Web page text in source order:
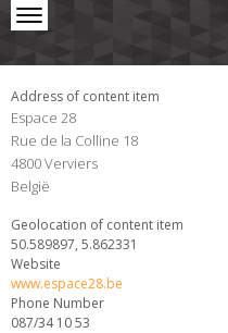
Skip
to
content
Skip to main content
Address of content item
Espace 28
Rue de la Colline 18
4800Verviers
België
Geolocation of content item
50.589897, 5.862331
Website
www.espace28.be
Phone Number
087/34 10 53